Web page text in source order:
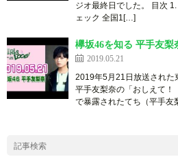
ジオ最終日でした。 目次
ェック 全国1[…]
欅坂46を知る 平手友梨
2019.05.21
2019年5月21日放送された
平手友梨奈の「おしえて
で暴露されたてち（平手友